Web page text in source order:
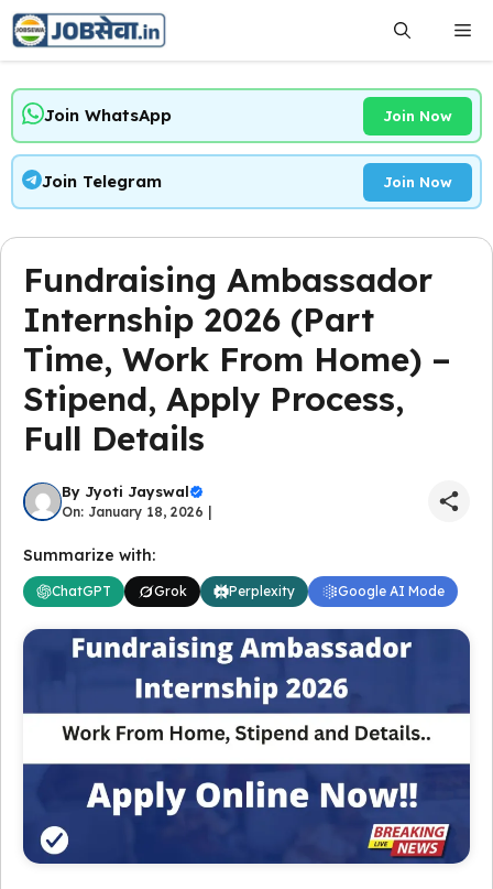
Skip
content
Join WhatsApp Join Now
Join Telegram Join Now
Fundraising Ambassador
Internship 2026 (Part
Time, Work From Home) –
Stipend, Apply Process,
Full Details
By Jyoti Jayswal
On: January 18, 2026 |
Summarize with:
ChatGPT Grok Perplexity Google AI Mode